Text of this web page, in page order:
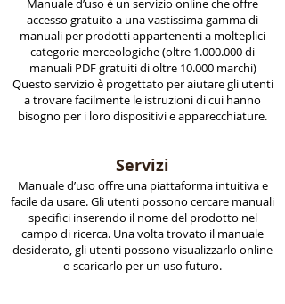
Manuale d’uso è un servizio online che offre
accesso gratuito a una vastissima gamma di
manuali per prodotti appartenenti a molteplici
categorie merceologiche (oltre 1.000.000di
manuali PDF gratuiti di oltre 10.000 marchi)
Questo servizio è progettato per aiutare gli utenti
a trovare facilmente le istruzioni di cui hanno
bisogno per i loro dispositivi e apparecchiature.
Servizi
Manuale d’uso offre una piattaforma intuitiva e
facile da usare. Gli utenti possono cercare manuali
specifici inserendo il nome del prodotto nel
campo di ricerca. Una volta trovato il manuale
desiderato, gli utenti possono visualizzarlo online
o scaricarlo per un uso futuro.